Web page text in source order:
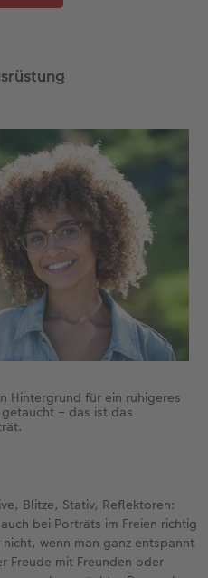
Hintergrund für ein ruhigeres
– das ist das
Blitze, Stativ, Reflektoren:
bei Porträts im Freien richtig
wenn man ganz entspannt
Freude mit Freunden oder